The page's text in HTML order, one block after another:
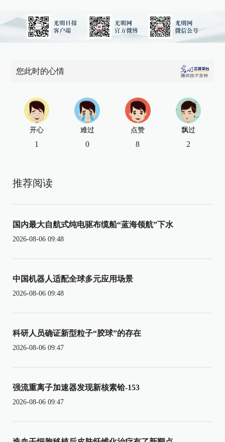
您此时的心情
开心
1
难过
0
点赞
8
飘过
2
推荐阅读
国内最大自航式纯电驱布缆船“蓝海领航”下水
2026-08-06 09:48
中国机器人适配全球多元应用场景
2026-08-06 09:48
科研人员确证新型粒子“胶球”的存在
2026-08-06 09:47
强流重离子加速器发现新核素铪-153
2026-08-06 09:47